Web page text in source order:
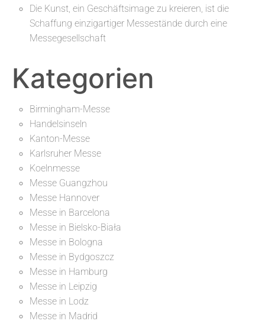
Die Kunst, ein Geschäftsimage zu kreieren, ist die
Schaffung einzigartiger Messestände durch eine
Messegesellschaft
Kategorien
Birmingham-Messe
Handelsinseln
Kanton-Messe
Karlsruher Messe
Koelnmesse
Messe Guangzhou
Messe Hannover
Messe in Barcelona
Messe in Bielsko-Biała
Messe in Bologna
Messe in Bydgoszcz
Messe in Hamburg
Messe in Leipzig
Messe in Lodz
Messe in Madrid